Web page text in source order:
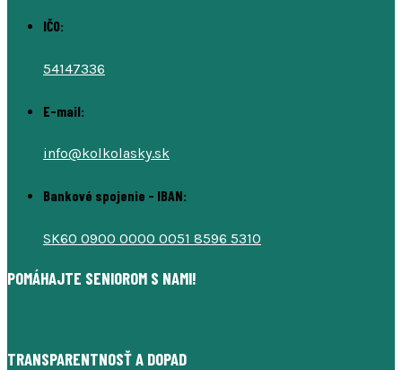
IČO:
54147336
E-mail:
info@kolkolasky.sk
Bankové spojenie - IBAN:
SK60 0900 0000 0051 8596 5310
POMÁHAJTE SENIOROM S NAMI!
TRANSPARENTNOSŤ A DOPAD